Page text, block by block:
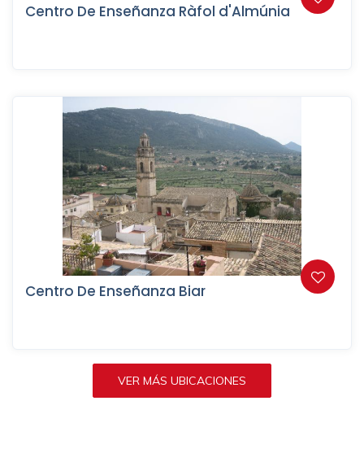
Centro De Enseñanza Ràfol d'Almúnia
Centro De Enseñanza Biar
VER MÁS UBICACIONES